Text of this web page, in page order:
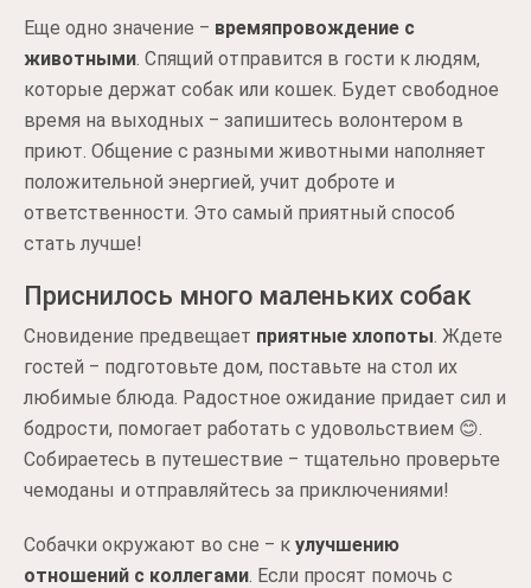
Еще одно значение ‒ времяпровождение с
животными. Спящий отправится в гости к людям,
которые держат собак или кошек. Будет свободное
время на выходных ‒ запишитесь волонтером в
приют. Общение с разными животными наполняет
положительной энергией, учит доброте и
ответственности. Это самый приятный способ
стать лучше!
Приснилось много маленьких собак
Сновидение предвещает приятные хлопоты. Ждете
гостей ‒ подготовьте дом, поставьте на стол их
любимые блюда. Радостное ожидание придает сил и
бодрости, помогает работать с удовольствием 😊.
Собираетесь в путешествие ‒ тщательно проверьте
чемоданы и отправляйтесь за приключениями!
Собачки окружают во сне ‒ к улучшению
отношений с коллегами. Если просят помочь с